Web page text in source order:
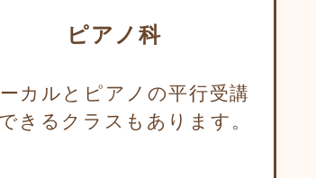
ピアノ科
カルとピアノの平行受講
きるクラスもあります。